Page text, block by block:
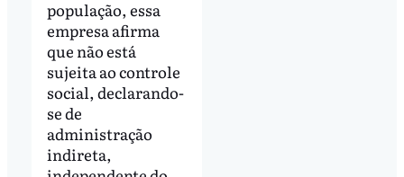
população, essa
empresa afirma
que não está
sujeita ao controle
social, declarando-
se de
administração
indireta,